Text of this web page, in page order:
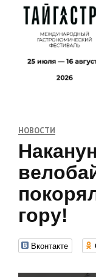
НОВОСТИ
гору!
Вконтакте